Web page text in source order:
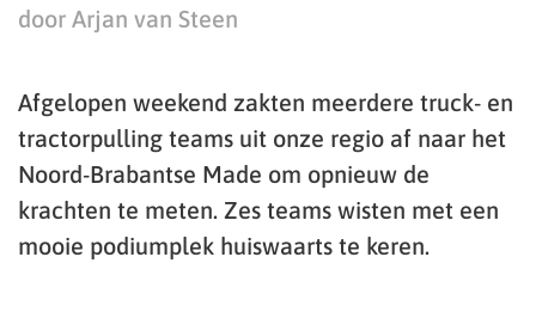
door Arjan van Steen
Afgelopen weekend zakten meerdere truck- en
tractorpulling teams uit onze regio af naar het
Noord-Brabantse Made om opnieuw de
krachten te meten. Zes teams wisten met een
mooie podiumplek huiswaarts te keren.